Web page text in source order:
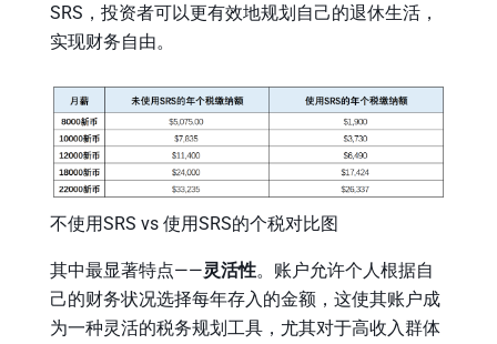
SRS，投资者可以更有效地规划自己的退休生活，
实现财务自由。
不使用SRS vs 使用SRS的个税对比图
其中最显著特点——灵活性。账户允许个人根据自
己的财务状况选择每年存入的金额，这使其账户成
为一种灵活的税务规划工具，尤其对于高收入群体